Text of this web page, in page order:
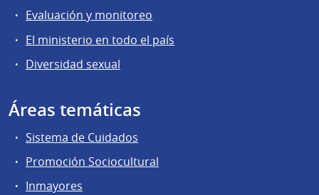
Evaluación y monitoreo
El ministerio en todo el país
Diversidad sexual
Áreas temáticas
Sistema de Cuidados
Promoción Sociocultural
Inmayores